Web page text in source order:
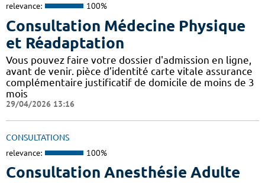
relevance: 100%
Consultation Médecine Physique
et Réadaptation
Vous pouvez faire votre dossier d'admission en ligne,
avant de venir. pièce d’identité carte vitale assurance
complémentaire justificatif de domicile de moins de 3
mois
29/04/2026 13:16
CONSULTATIONS
relevance: 100%
Consultation Anesthésie Adulte